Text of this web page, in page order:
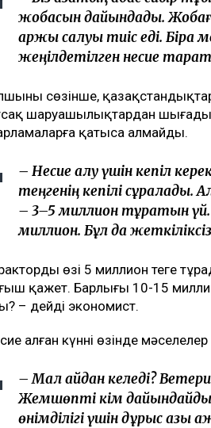
жобасын дайындадық.
қаржы салуы тиіс еді.
жеңілдетілген несие
сөзінше,
шаруашылықтардан шығады.
қатыса алмайды.
– Несие алу үшін кепіл
теңгенің кепілі
– 3–5 миллион тұратын үй.
миллион. Бұл да
өзі 5 миллион теңге
қажет. Барлығы 10-15
– дейді экономист.
алған күннің өзінде
– Мал қайдан келеді?
Жемшөпті кім
өнімділігі үшін дұрыс азық